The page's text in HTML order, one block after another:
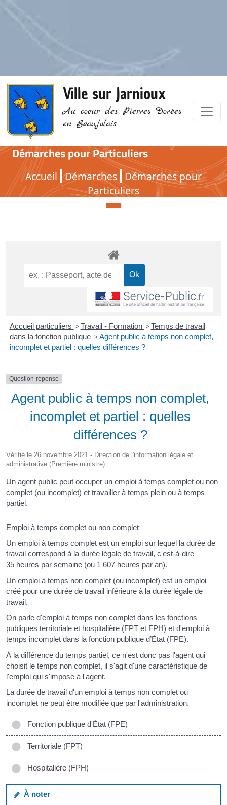
Ville sur Jarnioux
Au coeur des Pierres Dorées
en Beaujolais
Démarches pour Particuliers
Accueil Démarches Démarches pour
Particuliers
Démarches pour Particuliers
Accueil particuliers > Travail - Formation > Temps de travail
dans la fonction publique > Agent public à temps non complet,
incomplet et partiel : quelles différences ?
Question-réponse
Agent public à temps non complet,
incomplet et partiel : quelles
différences ?
Vérifié le 26 novembre 2021 - Direction de l'information légale et
administrative (Première ministre)
Un agent public peut occuper un emploi à temps complet ou non
complet (ou incomplet) et travailler à temps plein ou à temps
partiel.
Emploi à temps complet ou non complet
Un emploi à temps complet est un emploi sur lequel la durée de
travail correspond à la durée légale de travail, c'est-à-dire
35 heures par semaine (ou 1 607 heures par an).
Un emploi à temps non complet (ou incomplet) est un emploi
créé pour une durée de travail inférieure à la durée légale de
travail.
On parle d'emploi à temps non complet dans les fonctions
publiques territoriale et hospitalière (FPT et FPH) et d'emploi à
temps incomplet dans la fonction publique d’État (FPE).
À la différence du temps partiel, ce n'est donc pas l'agent qui
choisit le temps non complet, il s'agit d'une caractéristique de
l'emploi qui s'impose à l'agent.
La durée de travail d'un emploi à temps non complet ou
incomplet ne peut être modifiée que par l'administration.
Fonction publique d'État (FPE)
Territoriale (FPT)
Hospitalière (FPH)
À noter